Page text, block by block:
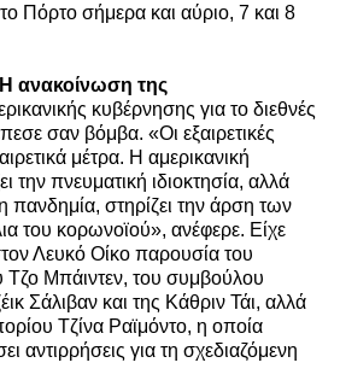
Πόρτο σήμερα και αύριο, 7 και 8
ανακοίνωση της
κυβέρνησης για το διεθνές
σαν βόμβα. «Οι εξαιρετικές
μέτρα. Η αμερικανική
την πνευματική ιδιοκτησία, αλλά
πανδημία, στηρίζει την άρση των
του κορωνοϊού», ανέφερε. Είχε
Λευκό Οίκο παρουσία του
Μπάιντεν, του συμβούλου
Σάλιβαν και της Κάθριν Τάι, αλλά
Τζίνα Ραϊμόντο, η οποία
αντιρρήσεις για τη σχεδιαζόμενη